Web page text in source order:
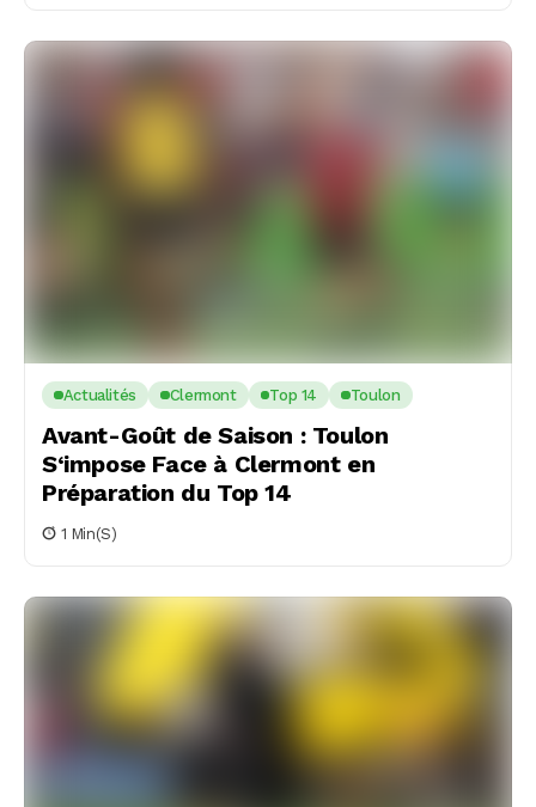
Actualités Clermont Top 14 Toulon
Avant-Goût de Saison : Toulon
S‘impose Face à Clermont en
Préparation du Top 14
1 Min(s)